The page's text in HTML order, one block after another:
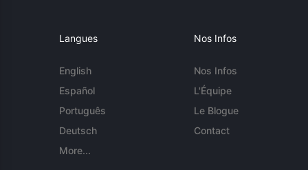
Langues
English
Español
Português
Deutsch
More...
Nos Infos
Nos Infos
L'Équipe
Le Blogue
Contact